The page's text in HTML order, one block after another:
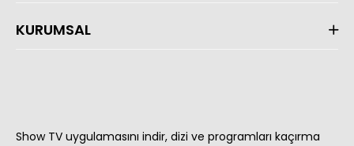
KURUMSAL
Show TV uygulamasını indir, dizi ve programları kaçırma